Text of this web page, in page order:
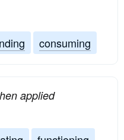
consuming
applied